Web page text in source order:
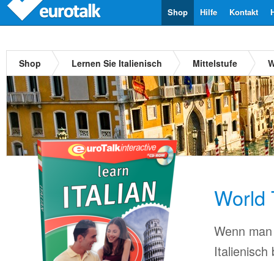
Kontakt
Hilfe
Shop
Shop Lernen Sie Italienisch Mittelstufe
World
Wenn
Italienisch